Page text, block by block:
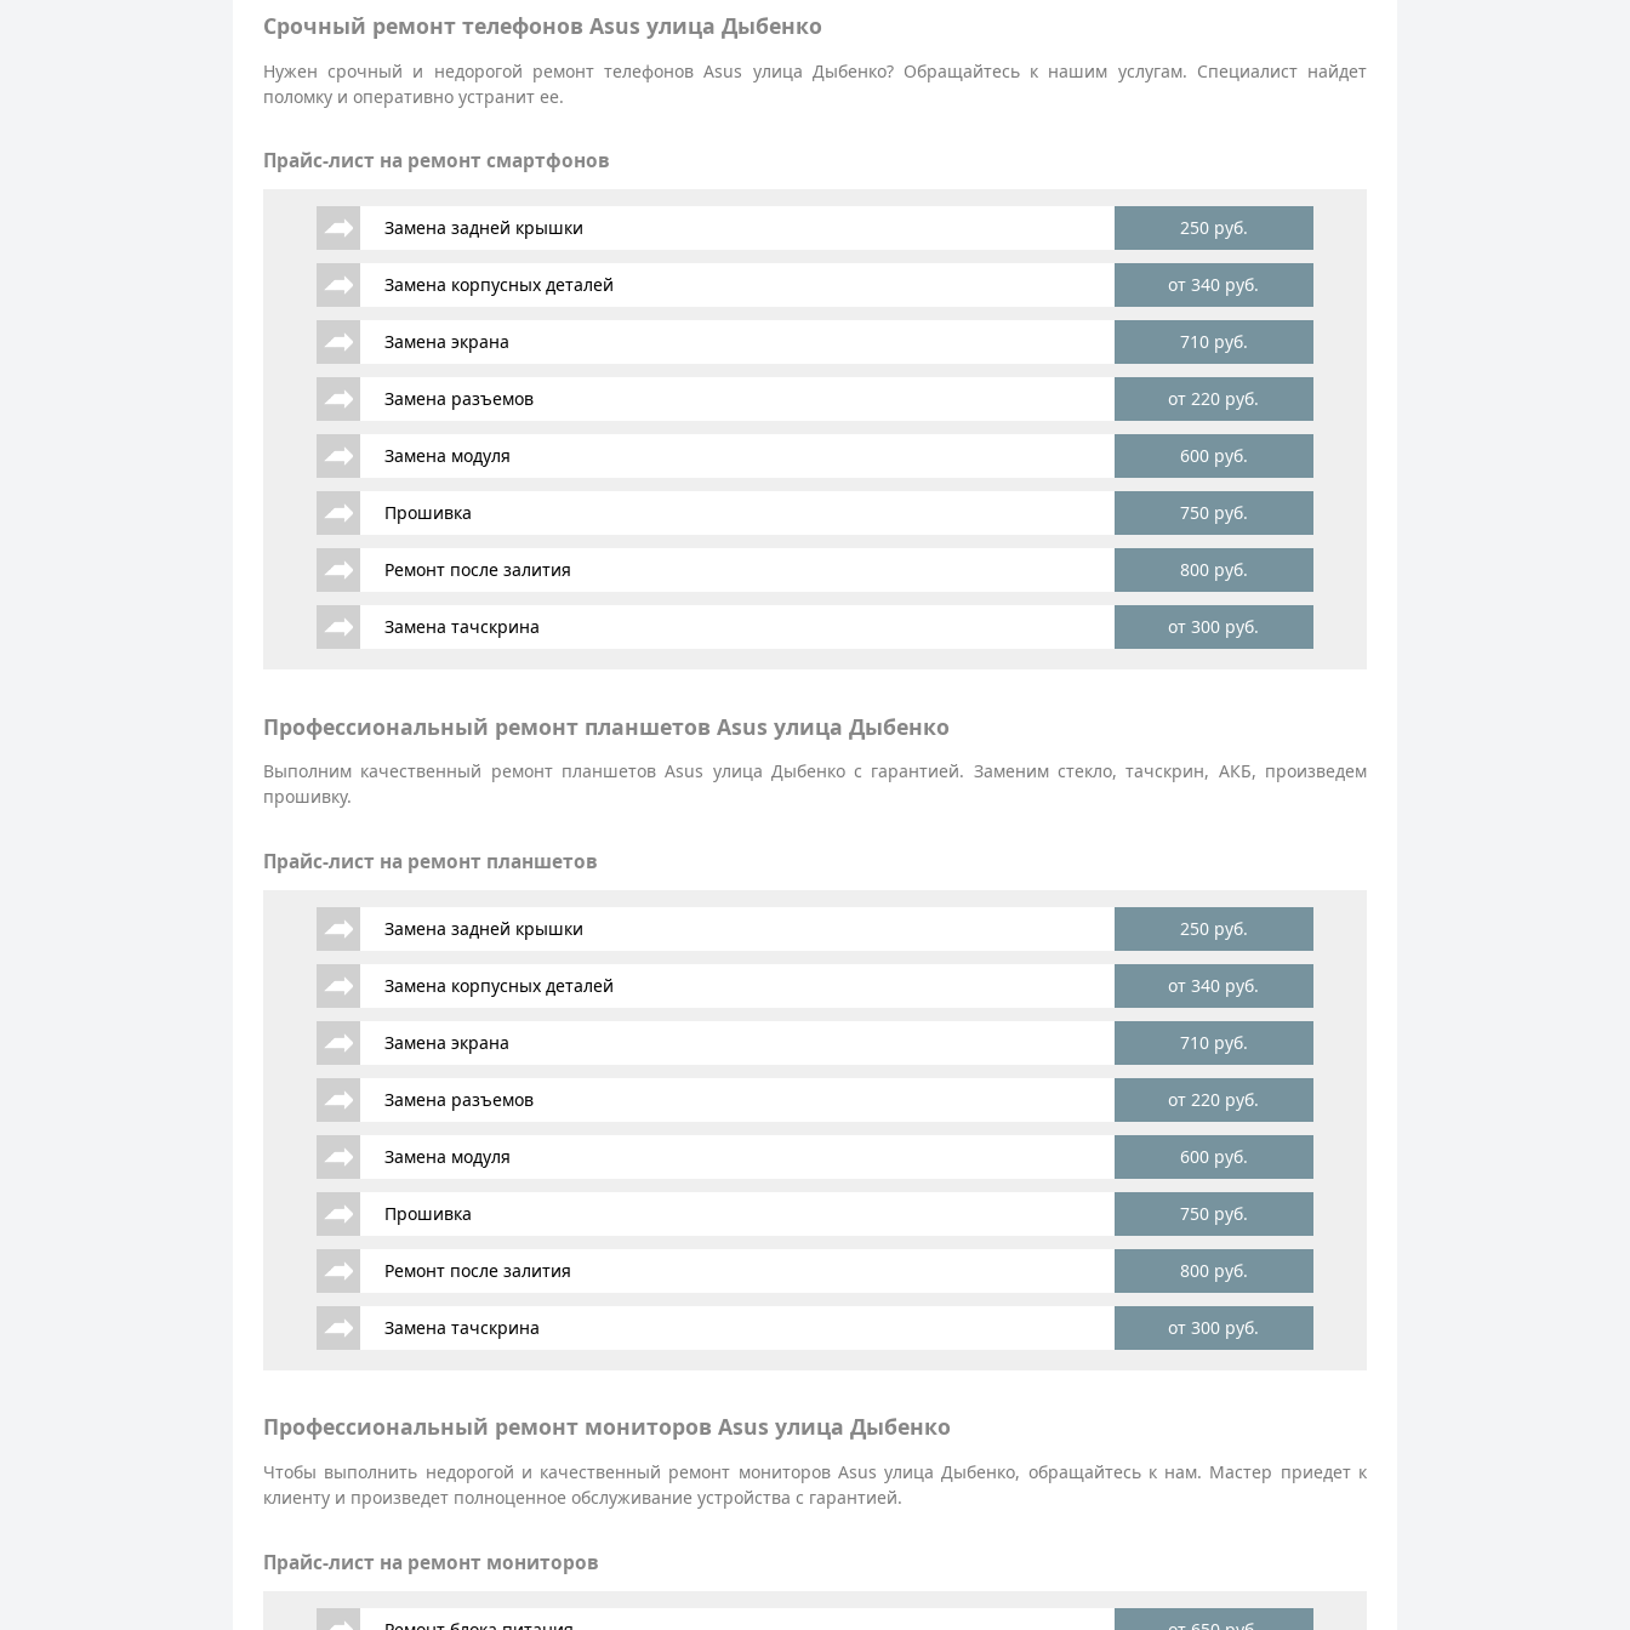
Срочный ремонт телефонов Asus улица Дыбенко
Нужен срочный и недорогой ремонт телефонов Asus улица Дыбенко? Обращайтесь к нашим услугам. Специалист найдет
поломку и оперативно устранит ее.
Прайс-лист на ремонт смартфонов
Замена задней крышки 250 руб.
Замена корпусных деталей от 340 руб.
Замена экрана 710 руб.
Замена разъемов от 220 руб.
Замена модуля 600 руб.
Прошивка 750 руб.
Ремонт после залития 800 руб.
Замена тачскрина от 300 руб.
Профессиональный ремонт планшетов Asus улица Дыбенко
Выполним качественный ремонт планшетов Asus улица Дыбенко с гарантией. Заменим стекло, тачскрин, АКБ, произведем
прошивку.
Прайс-лист на ремонт планшетов
Замена задней крышки 250 руб.
Замена корпусных деталей от 340 руб.
Замена экрана 710 руб.
Замена разъемов от 220 руб.
Замена модуля 600 руб.
Прошивка 750 руб.
Ремонт после залития 800 руб.
Замена тачскрина от 300 руб.
Профессиональный ремонт мониторов Asus улица Дыбенко
Чтобы выполнить недорогой и качественный ремонт мониторов Asus улица Дыбенко, обращайтесь к нам. Мастер приедет к
клиенту и произведет полноценное обслуживание устройства с гарантией.
Прайс-лист на ремонт мониторов